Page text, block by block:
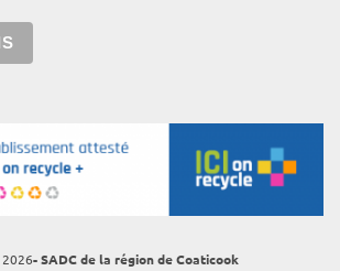
- SADC de la région de Coaticook